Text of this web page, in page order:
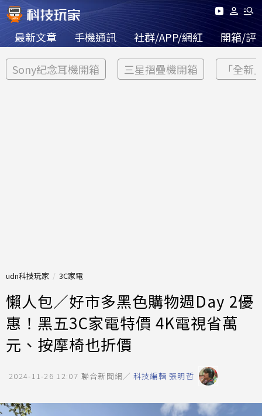
最新文章 手機通訊 社群/APP/網紅 開箱/評
Sony紀念耳機開箱 三星摺疊機開箱 「全新
udn科技玩家 3C家電
懶人包／好市多黑色購物週Day 2優
惠！黑五3C家電特價 4K電視省萬
元、按摩椅也折價
2024-11-26 12:07 聯合新聞網／ 科技編輯 張明哲